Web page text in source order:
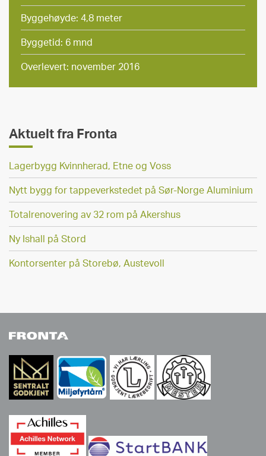
Byggehøyde: 4,8 meter
Byggetid: 6 mnd
Overlevert: november 2016
Aktuelt fra Fronta
Lagerbygg Kvinnherad, Etne og Voss
Nytt bygg for tappeverkstedet på Sør-Norge Aluminium
Totalrenovering av 32 rom på Akershus
Ny Ishall på Stord
Kontorsenter på Storebø, Austevoll